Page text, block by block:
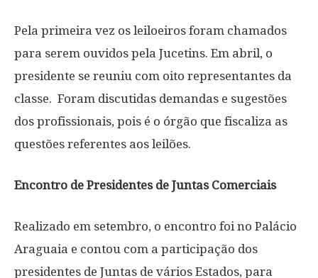
Pela primeira vez os leiloeiros foram chamados
para serem ouvidos pela Jucetins. Em abril, o
presidente se reuniu com oito representantes da
classe. Foram discutidas demandas e sugestões
dos profissionais, pois é o órgão que fiscaliza as
questões referentes aos leilões.
Encontro de Presidentes de Juntas Comerciais
Realizado em setembro, o encontro foi no Palácio
Araguaia e contou com a participação dos
presidentes de Juntas de vários Estados, para